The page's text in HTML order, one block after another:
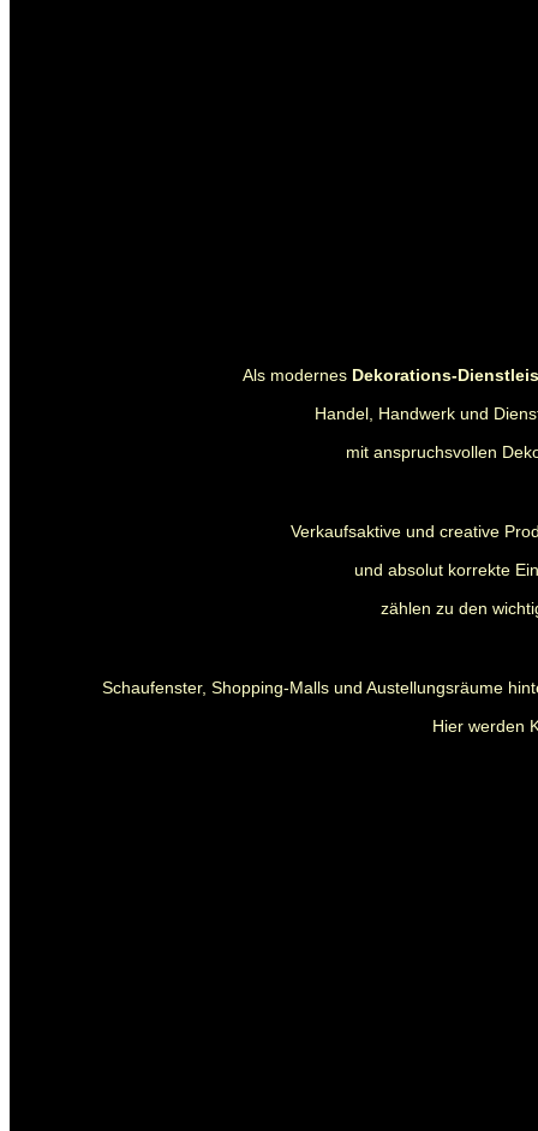
Als modernes Dekorations-
Handel, Handwerk und
mit anspruchsvollen
Verkaufsaktive und creative
und absolut korrekte
zählen zu den
Schaufenster, Shopping-Malls und Austellungsräume
Hier werden